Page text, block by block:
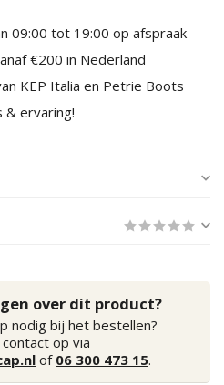
09:00 tot 19:00 op afspraak
€200 in Nederland
KEP Italia en Petrie Boots
& ervaring!
over dit product?
nodig bij het bestellen?
op via
of 06 300 473 15.